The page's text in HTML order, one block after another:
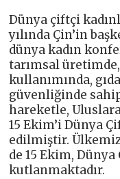
Dünya çiftçi
yılında Çin’in
dünya kadın
tarımsal
kullanımında,
güvenliğinde
hareketle,
15 Ekim’i Dünya
edilmiştir.
de 15 Ekim,
kutlanmaktadır.